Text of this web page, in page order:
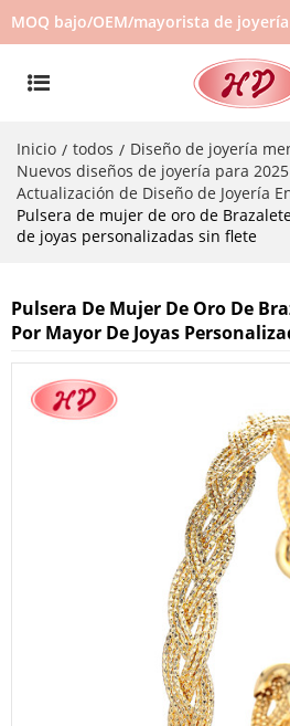
Inicio / todos / Diseño de joyería
Nuevos diseños de joyería para 2025
Actualización de Diseño de Joyería
Pulsera de mujer de oro de
de joyas personalizadas sin flete
Pulsera De Mujer De Oro De
Por Mayor De Joyas